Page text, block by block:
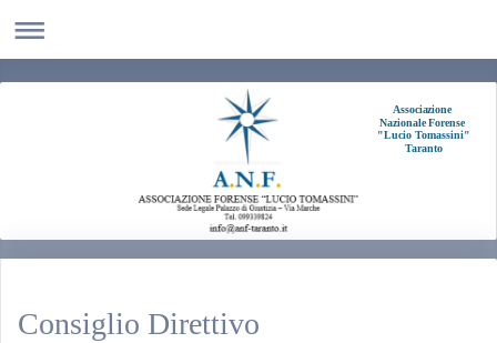
Associazione
Nazionale Forense
"Lucio Tomassini"
Taranto
Consiglio Direttivo